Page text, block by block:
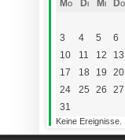
Mo
Di Mi Do
3
4 5 6
10
11 12 13
17
18 19 20
24
25 26 27
31
Keine Ereignisse.